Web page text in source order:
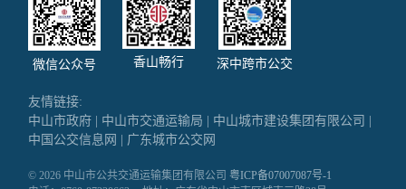
微信公众号 香山畅行 深中跨市公交
友情链接:
中山市政府
中山市交通运输局 中山城市建设集团有限公司
中国公交信息网
广东城市公交网
© 2026 中山市公共交通运输集团有限公司粤ICP备07007087号-1